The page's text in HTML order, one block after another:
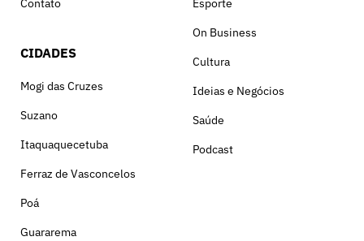
Contato
CIDADES
Mogi das Cruzes
Suzano
Itaquaquecetuba
Ferraz de Vasconcelos
Poá
Guararema
Esporte
On Business
Cultura
Ideias e Negócios
Saúde
Podcast